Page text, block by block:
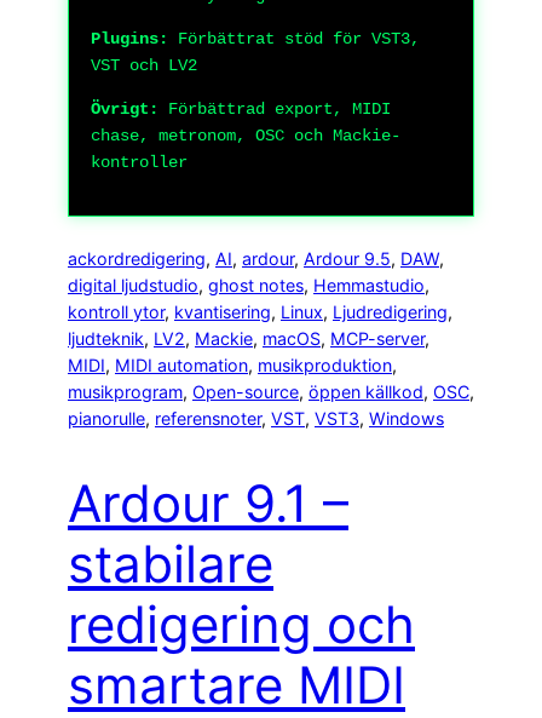
Plugins:
Förbättrat stöd för VST3,
VST och LV2
Övrigt:
Förbättrad export, MIDI
chase, metronom, OSC och Mackie-
kontroller
ackordredigering, AI, ardour, Ardour 9.5, DAW
digital ljudstudio, ghost notes, Hemmastudio
kontroll ytor, kvantisering, Linux, Ljudredigering
ljudteknik, LV2, Mackie, macOS, MCP-server
MIDI, MIDI automation, musikproduktion
musikprogram, Open-source, öppen källkod, OSC
pianorulle, referensnoter, VST, VST3, Windows
Ardour 9.1 –
stabilare
redigering och
smartare MIDI